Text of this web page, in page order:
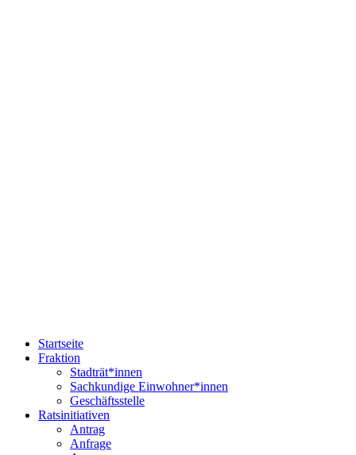
Startseite
Fraktion
Stadträt*innen
Sachkundige Einwohner*innen
Geschäftsstelle
Ratsinitiativen
Antrag
Anfrage